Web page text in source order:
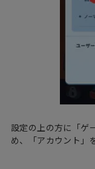
設定の上の方に「ゲ
め、「アカウント」